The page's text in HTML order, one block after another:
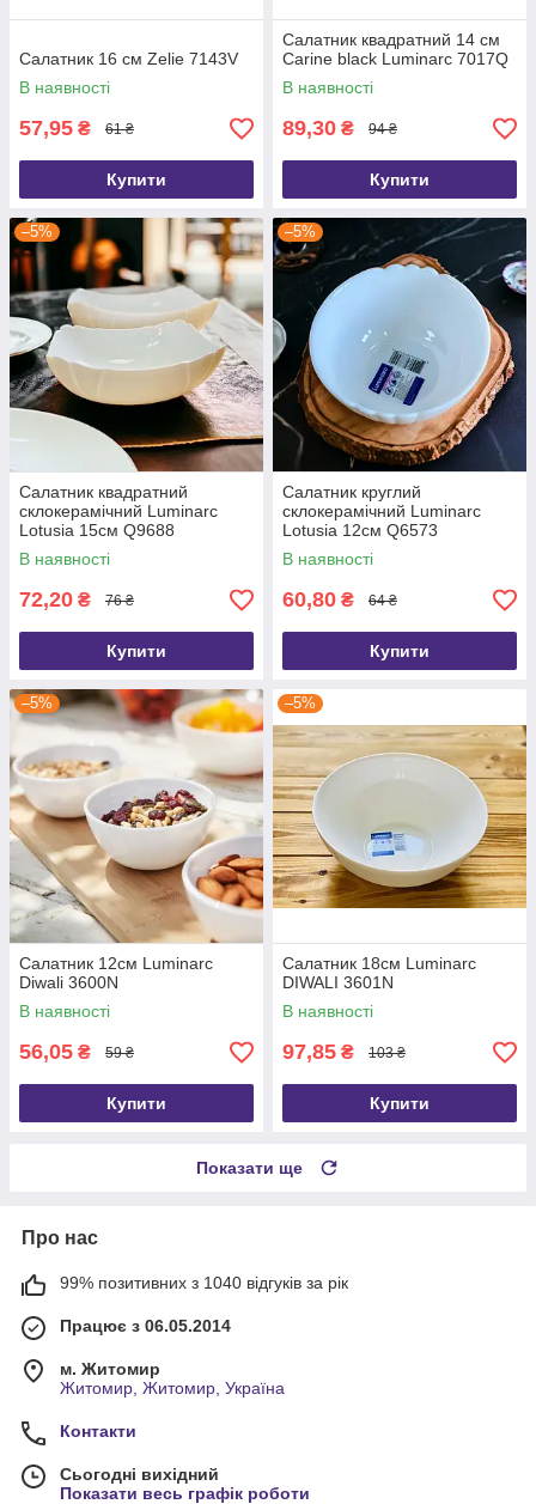
Салатник 16 см Zelie 7143V
В наявності
57,95 ₴ 61 ₴
Купити
Салатник квадратний 14 см
Carine black Luminarc 7017Q
В наявності
89,30 ₴ 94 ₴
Купити
–5%
Салатник квадратний
склокерамічний Luminarc
Lotusia 15см Q9688
В наявності
72,20 ₴ 76 ₴
Купити
–5%
Салатник круглий
склокерамічний Luminarc
Lotusia 12см Q6573
В наявності
60,80 ₴ 64 ₴
Купити
–5%
Салатник 12см Luminarc
Diwali 3600N
В наявності
56,05 ₴ 59 ₴
Купити
–5%
Салатник 18см Luminarc
DIWALI 3601N
В наявності
97,85 ₴ 103 ₴
Купити
Показати ще
Про нас
99% позитивних з 1040 відгуків за рік
Працює з 06.05.2014
м. Житомир
Житомир, Житомир, Україна
Контакти
Сьогодні вихідний
Показати весь графік роботи